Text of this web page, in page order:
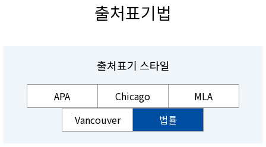
출처표기법
출처표기 스타일
APA Chicago
MLA
Vancouver
법률